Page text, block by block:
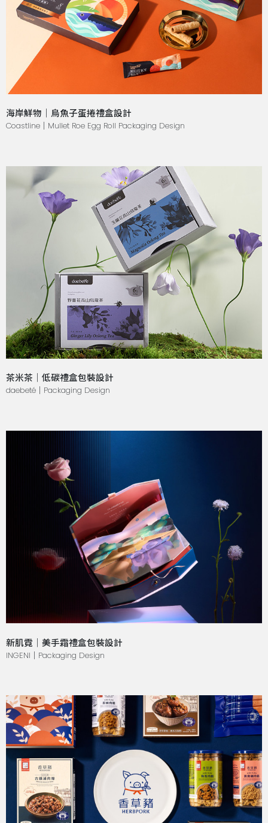
海岸鮮物｜烏魚子蛋捲禮盒設計
Coastline｜Mullet Roe Egg Roll Packaging Design
茶米茶｜低碳禮盒包裝設計
daebeté｜Packaging Design
新肌霓｜美手霜禮盒包裝設計
INGENI｜Packaging Design